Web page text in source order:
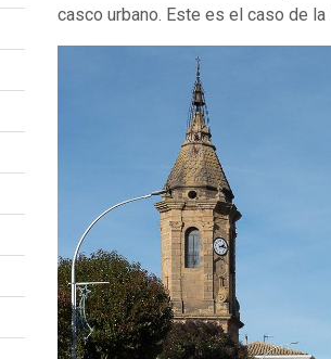
casco urbano. Este es el caso de la